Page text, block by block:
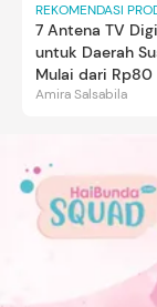
REKOMENDASI
7 Antena TV
untuk Daerah
Mulai dari Rp80
Amira Salsabila